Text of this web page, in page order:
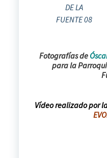
Fotografías de
para la
Vídeo realizado por